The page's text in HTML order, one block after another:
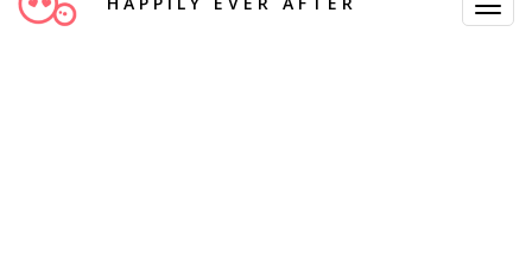
Toggle